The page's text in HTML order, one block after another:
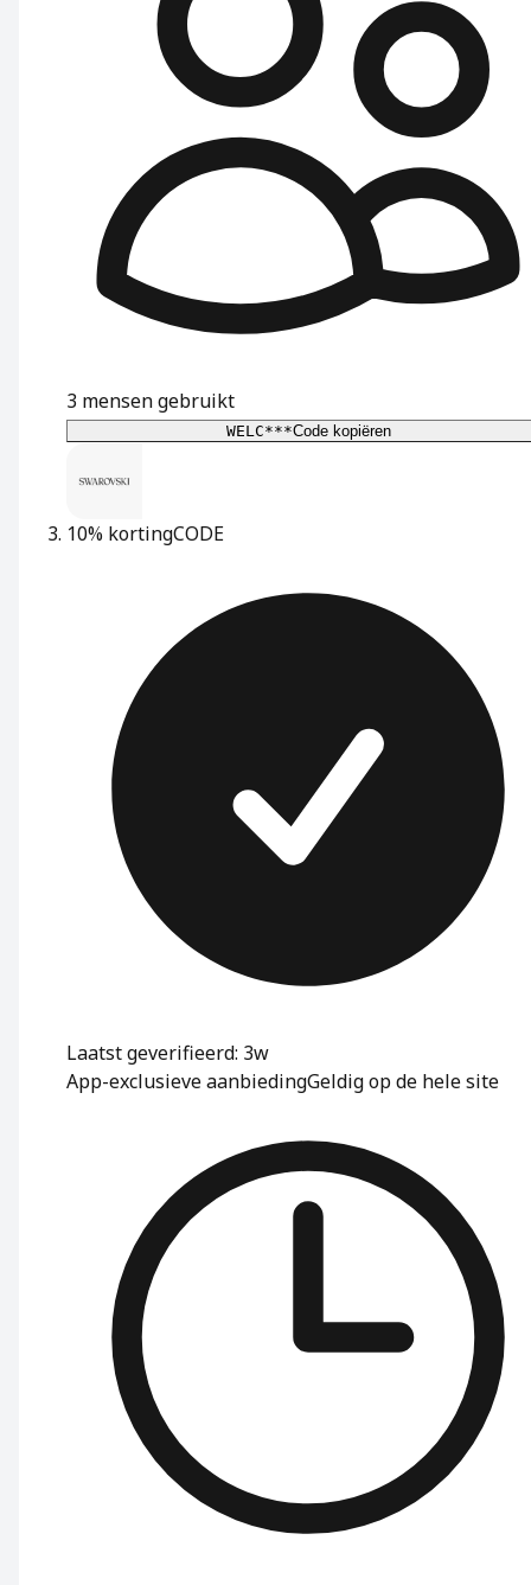
3 mensen gebruikt
WELC***Code kopiëren
10% kortingCODE
Laatst geverifieerd: 3w
App-exclusieve aanbiedingGeldig op de hele site